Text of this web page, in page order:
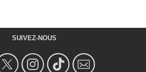
SUIVEZ-NOUS